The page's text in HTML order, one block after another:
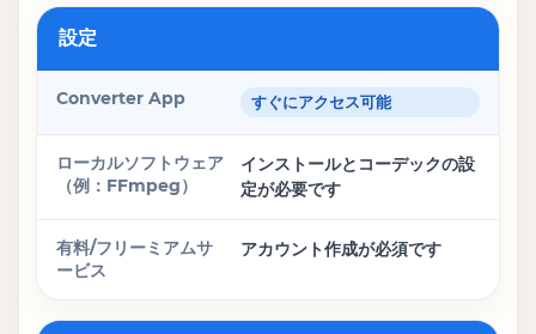
設定
すぐにアクセス可能
インストールとコーデックの設
定が必要です
アカウント作成が必須です